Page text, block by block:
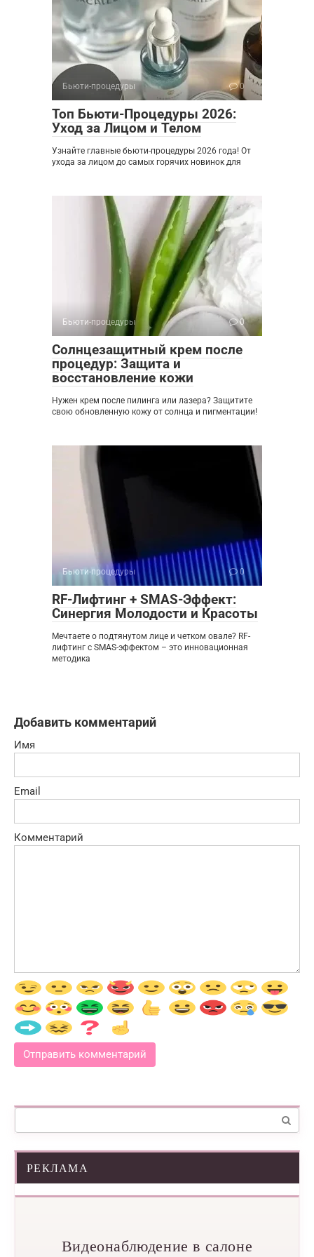
Бьюти-процедуры 0
Топ Бьюти-Процедуры 2026:
Уход за Лицом и Телом
Узнайте главные бьюти-процедуры 2026 года! От
ухода за лицом до самых горячих новинок для
Бьюти-процедуры 0
Солнцезащитный крем после
процедур: Защита и
восстановление кожи
Нужен крем после пилинга или лазера? Защитите
свою обновленную кожу от солнца и пигментации!
Бьюти-процедуры 0
RF-Лифтинг + SMAS-Эффект:
Синергия Молодости и Красоты
Мечтаете о подтянутом лице и четком овале? RF-
лифтинг с SMAS-эффектом – это инновационная
методика
Добавить комментарий
Имя
Email
Комментарий
РЕКЛАМА
Видеонаблюдение в салоне